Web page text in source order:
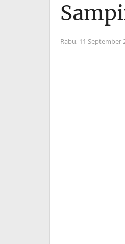
Rabu, 11 September